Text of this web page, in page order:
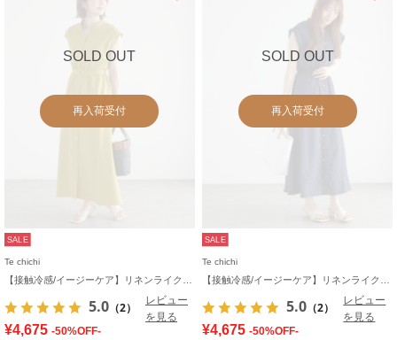
SOLD OUT
再入荷受付
SALE
Te chichi
5.0 （2）
レビュー
を見る
¥4,675 -50%OFF-
SOLD OUT
再入荷受付
SALE
Te chichi
5.0 （2）
レビュー
を見る
¥4,675 -50%OFF-